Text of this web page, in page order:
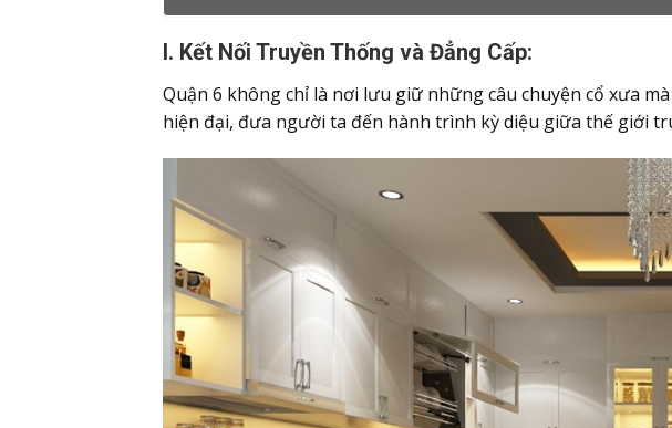
I. Kết Nối Truyền Thống và Đẳng Cấp:
Quận 6 không chỉ là nơi lưu giữ những câu chuyện cổ xưa
hiện đại, đưa người ta đến hành trình kỳ diệu giữa thế giới